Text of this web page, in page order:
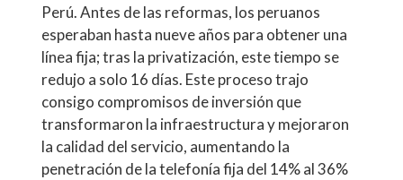
Perú. Antes de las reformas, los peruanos
esperaban hasta nueve años para obtener una
línea fija; tras la privatización, este tiempo se
redujo a solo 16 días. Este proceso trajo
consigo compromisos de inversión que
transformaron la infraestructura y mejoraron
la calidad del servicio, aumentando la
penetración de la telefonía fija del 14% al 36%